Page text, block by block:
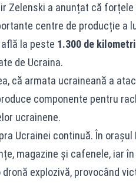
Zelenski a anunțat că
centre de producție a
la peste 1.300 de kilometri
de Ucraina.
că armata ucraineană a
componente pentru
ucrainene.
Ucrainei continuă. În orașul
magazine și cafenele, iar
explozivă, provocând